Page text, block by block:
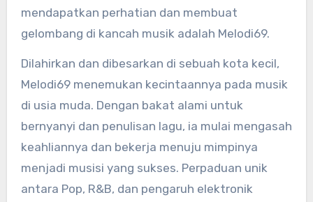
mendapatkan perhatian dan membuat
gelombang di kancah musik adalah Melodi69.
Dilahirkan dan dibesarkan di sebuah kota kecil,
Melodi69 menemukan kecintaannya pada musik
di usia muda. Dengan bakat alami untuk
bernyanyi dan penulisan lagu, ia mulai mengasah
keahliannya dan bekerja menuju mimpinya
menjadi musisi yang sukses. Perpaduan unik
antara Pop, R&B, dan pengaruh elektronik